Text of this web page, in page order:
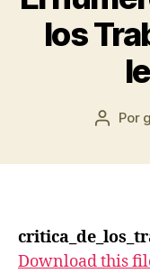
los
Autor
Por
Download this